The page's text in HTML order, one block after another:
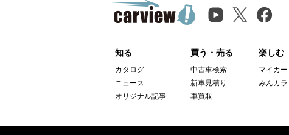
知る
カタログ
ニュース
オリジナル記事
買う・売る
中古車検索
新車見積り
車買取
楽しむ
マイカー
みんカラ